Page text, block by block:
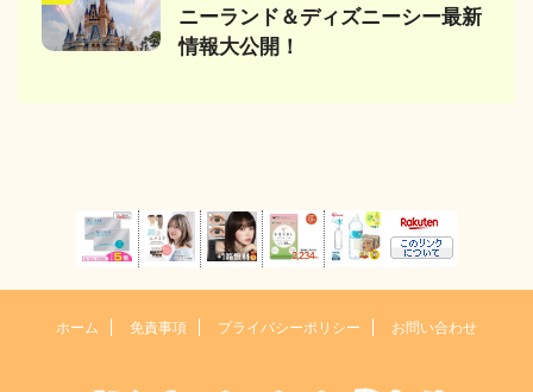
ニーランド＆ディズニーシー最新
情報大公開！
ホーム 免責事項 プライバシーポリシー お問い合わせ